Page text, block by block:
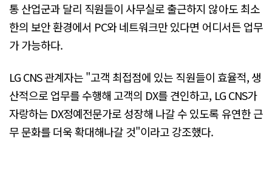
통 산업군과 달리 직원들이 사무실로 출근하지 않아도 최소
한의 보안 환경에서 PC와 네트워크만 있다면 어디서든 업무
가 가능하다.
LG CNS 관계자는 "고객 최접점에 있는 직원들이 효율적, 생
산적으로 업무를 수행해 고객의 DX를 견인하고, LG CNS가
자랑하는 DX정예전문가로 성장해 나갈 수 있도록 유연한 근
무 문화를 더욱 확대해나갈 것"이라고 강조했다.